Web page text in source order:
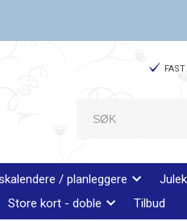
/ planleggere
Store kort - doble Tilbud